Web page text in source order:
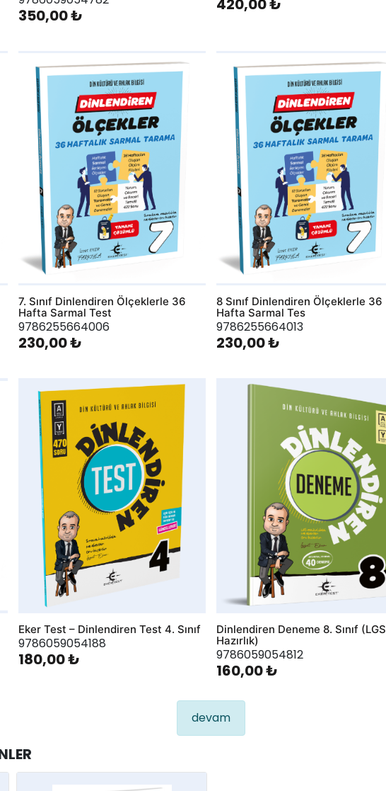
350,00 ₺
420,00 ₺
AddToWishlist
7. Sınıf Dinlendiren Ölçeklerle 36
Hafta Sarmal Test
9786255664006
230,00 ₺
AddToWishlist
8 Sınıf Dinlendiren Ölçeklerle 36
Hafta Sarmal Tes
9786255664013
230,00 ₺
AddToWishlist
Eker Test – Dinlendiren Test 4. Sınıf
9786059054188
180,00 ₺
Dinlendiren Deneme 8. Sınıf (LGS
Hazırlık)
9786059054812
160,00 ₺
devam